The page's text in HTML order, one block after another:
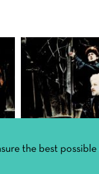
the best possible